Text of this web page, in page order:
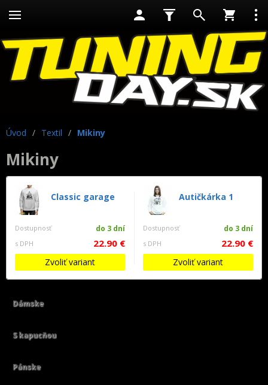
Úvod / Textil / Mikiny
Mikiny
Classic garage
Dostupnosť do 3 dní
s DPH 22.90 €
Zvoliť variant
Autičkárka 1
Dostupnosť do 3 dní
s DPH 22.90 €
Zvoliť variant
Dámske
S kapucňou
Pánske